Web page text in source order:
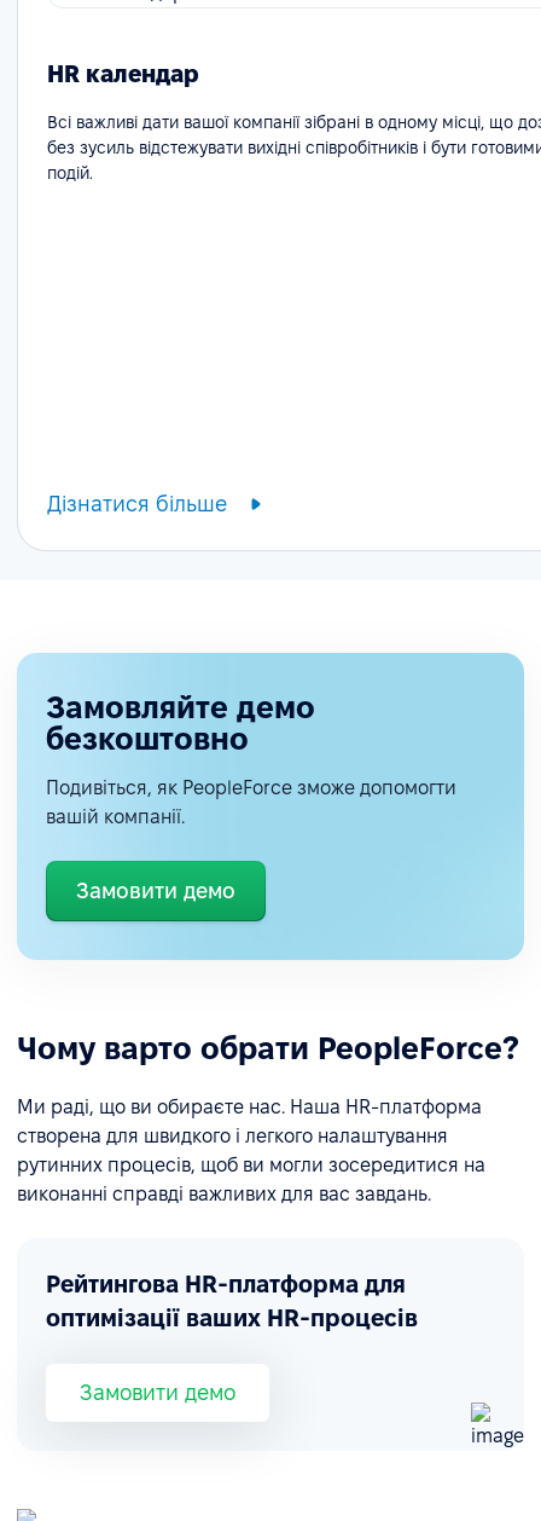
HR календар
Всі важливі дати вашої компанії зібрані в одному місці, що
без зусиль відстежувати вихідні співробітників і бути
подій.
Дізнатися більше
Замовляйте демо
безкоштовно
Подивіться, як PeopleForce зможе допомогти
вашій компанії.
Замовити демо
Чому варто обрати PeopleForce?
Ми раді, що ви обираєте нас. Наша HR-платформа
створена для швидкого і легкого налаштування
рутинних процесів, щоб ви могли зосередитися на
виконанні справді важливих для вас завдань.
Рейтингова HR-платформа для
оптимізації ваших HR-процесів
Замовити демо